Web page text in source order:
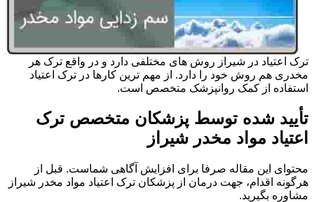
ترک اعتیاد در شیراز روش های مختلفی دارد و در واقع ترک هر
مخدری هم روش خود را دارد. از مهم ترین کارها در ترک اعتیاد
استفاده از کمک روانپزشک متخصص است.
تأیید شده توسط پزشکان متخصص ترک
اعتیاد مواد مخدر شیراز
محتوای این مقاله صرفا برای افزایش آگاهی شماست. قبل از
هرگونه اقدام، جهت درمان از پزشکان ترک اعتیاد مواد مخدر شیراز
مشاوره بگیرید.